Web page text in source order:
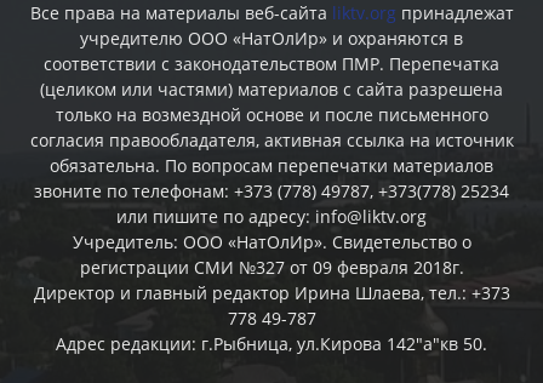
Все права на материалы веб-сайта liktv.org принадлежат
учредителю ООО «НатОлИр» и охраняются в
соответствии с законодательством ПМР. Перепечатка
(целиком или частями) материалов c сайта разрешена
только на возмездной основе и после письменного
согласия правообладателя, активная ссылка на источник
обязательна. По вопросам перепечатки материалов
звоните по телефонам: +373 (778) 49787, +373(778) 25234
или пишите по адресу: info@liktv.org
Учредитель: ООО «НатОлИр». Свидетельство о
регистрации СМИ №327 от 09 февраля 2018г.
Директор и главный редактор Ирина Шлаева, тел.: +373
778 49-787
Адрес редакции: г.Рыбница, ул.Кирова 142"а"кв 50.